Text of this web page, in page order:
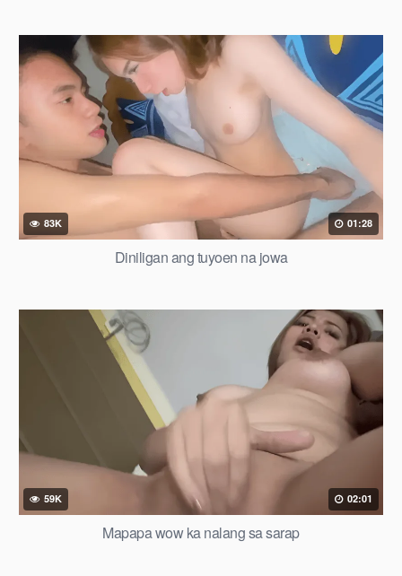
83K 01:28
Diniligan ang tuyoen na jowa
59K 02:01
Mapapa wow ka nalang sa sarap